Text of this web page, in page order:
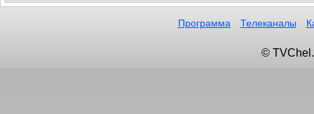
Программа Телеканалы
©